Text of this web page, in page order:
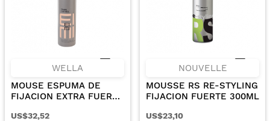
WELLA
MOUSE ESPUMA DE
FIJACION EXTRA FUERTE
US$32,52
NOUVELLE
MOUSSE RS RE-STYLING
FIJACION FUERTE 300ML
US$23,10